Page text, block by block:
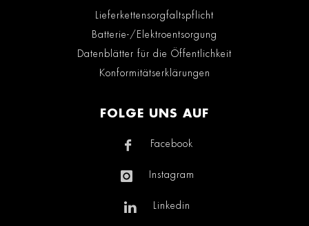
Lieferkettensorgfaltspflicht
Batterie-/Elektroentsorgung
Datenblätter für die Öffentlichkeit
Konformitätserklärungen
FOLGE UNS AUF
Facebook
Instagram
Linkedin